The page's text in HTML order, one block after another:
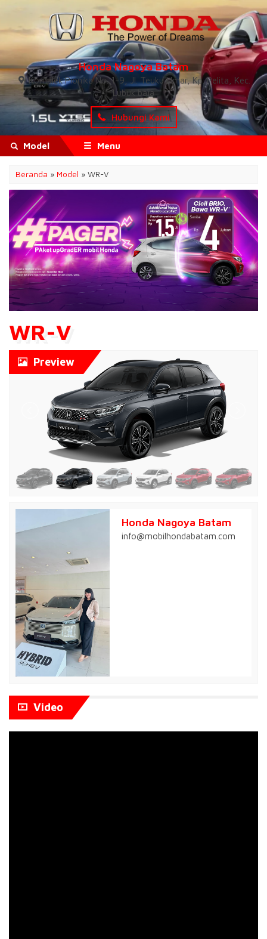
Honda Nagoya Batam
Komplek Pionika No. 1-9, Jl. Teuku Umar, Kp. Pelita, Kec.
Lubuk baja
Hubungi Kami
Model Menu
Beranda » Model » WR-V
WR-V
Preview
Honda Nagoya Batam
info@mobilhondabatam.com
Video